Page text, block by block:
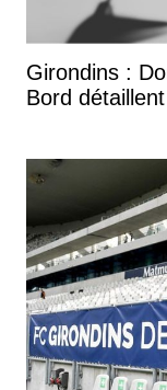
Girondins :
Bord